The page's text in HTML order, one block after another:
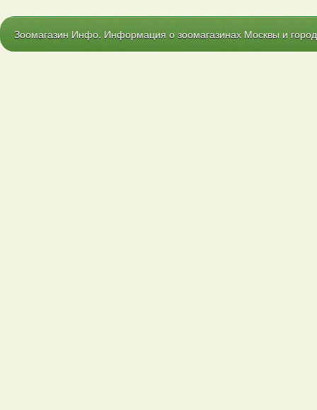
Зоомагазин Инфо. Информация о зоомагазинах Москвы и